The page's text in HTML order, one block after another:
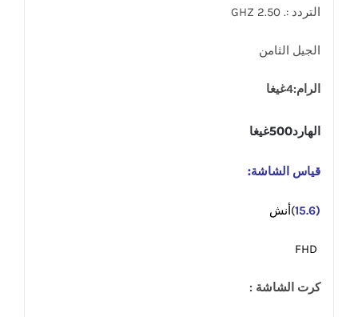
التردد :. 2.50 GHZ
الجيل الثامن
الرام:4غيغا
الهارد500غيغا
قياس الشاشة:
(15.6 )أنش
كرت الشاشة :